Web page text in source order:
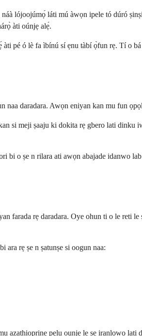
lójoojúmọ́ láti mú àwọn ipele tó dúró
àti oúnjẹ alẹ́.
pé ó lè fa ìbínú sí ẹnu tàbí ọ̀fun rẹ. Tí o
daradara. Awọn eniyan kan mu fun
si meji ṣaaju ki dokita rẹ gbero lati
bi o ṣe n rilara ati awọn abajade idanwo
farada rẹ daradara. Oye ohun ti o le reti
rẹ ṣe n ṣatunṣe si oogun naa:
azathioprine pẹlu ounjẹ le ṣe iranlọwọ lati